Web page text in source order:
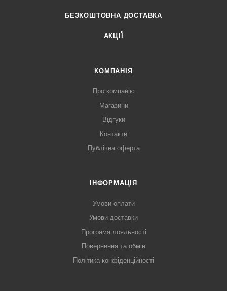
БЕЗКОШТОВНА ДОСТАВКА
АКЦІЇ
КОМПАНІЯ
Про компанію
Магазини
Відгуки
Контакти
Публічна оферта
ІНФОРМАЦІЯ
Умови оплати
Умови доставки
Програма лояльності
Повернення та обмін
Політика конфіденційності